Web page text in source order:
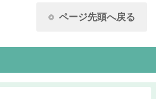
ページ先頭へ戻る